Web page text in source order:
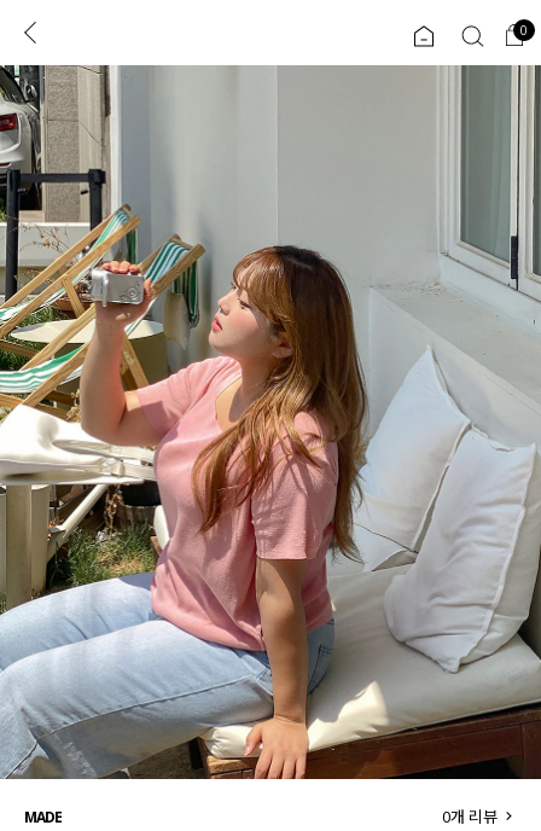
로그인 0
콘텐츠
CATEGORY COMMUNITY
도착보장⚡
인플루언서 pick!
신상 5%
베스트
MADE
세트할인 ~30%
하객룩
살안타템
110사이즈
ALL
익스클루시브
아우터
티셔츠
니트
블라우스
원피스
팬츠
스커트
0
MADE 0개 리뷰